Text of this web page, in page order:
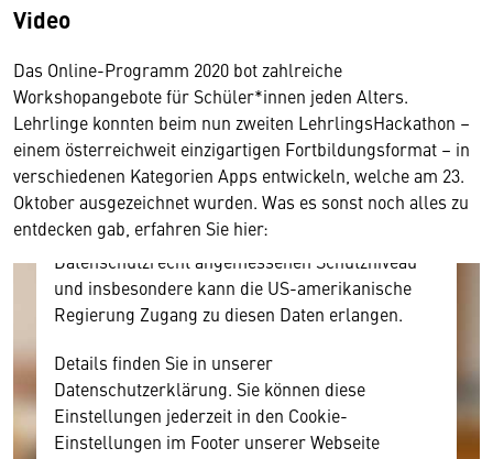
Video
Das Online-Programm 2020 bot zahlreiche
Workshopangebote für Schüler*innen jeden Alters.
Lehrlinge konnten beim nun zweiten LehrlingsHackathon –
einem österreichweit einzigartigen Fortbildungsformat – in
verschiedenen Kategorien Apps entwickeln, welche am 23.
Oktober ausgezeichnet wurden. Was es sonst noch alles zu
entdecken gab, erfahren Sie hier:
Wir benötigen Ihre Zustimmung
Hier würden wir Ihnen gerne einen externen
Inhalt anzeigen. Dafür benötigen wir allerdings
Ihre Zustimmung, da Ihr Browser
personenbezogene technische Daten zu Geräten
und Nutzerverhalten mitunter mit US-
amerikanischen Anbietern austauscht.
Diese Daten unterliegen keinem dem EU-
Datenschutzrecht angemessenen Schutzniveau
und insbesondere kann die US-amerikanische
Regierung Zugang zu diesen Daten erlangen.
Details finden Sie in unserer
Datenschutzerklärung. Sie können diese
Einstellungen jederzeit in den Cookie-
Einstellungen im Footer unserer Webseite